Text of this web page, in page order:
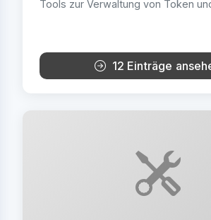
Tools zur Verwaltung von Token
12 Einträge